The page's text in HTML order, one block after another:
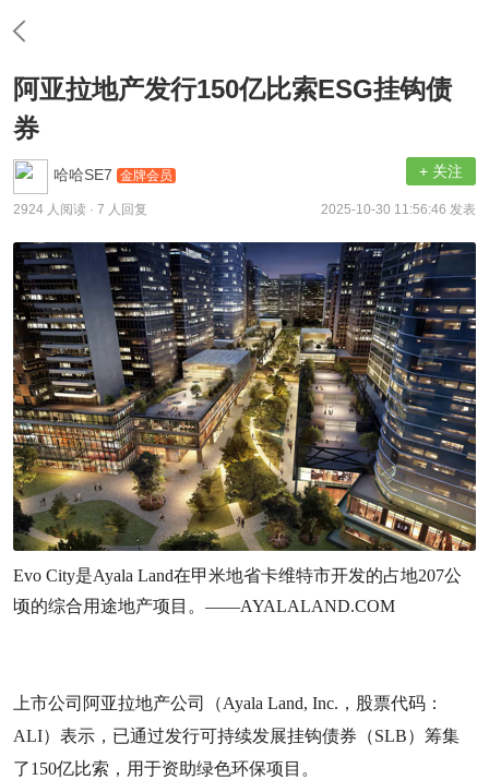
阿亚拉地产发行150亿比索ESG挂钩债
券
哈哈SE7 金牌会员 + 关注
2924 人阅读 · 7 人回复 2025-10-30 11:56:46 发表
Evo City是Ayala Land在甲米地省卡维特市开发的占地207公
顷的综合用途地产项目。——AYALALAND.COM
上市公司阿亚拉地产公司（Ayala Land, Inc.，股票代码：
ALI）表示，已通过发行可持续发展挂钩债券（SLB）筹集
了150亿比索，用于资助绿色环保项目。